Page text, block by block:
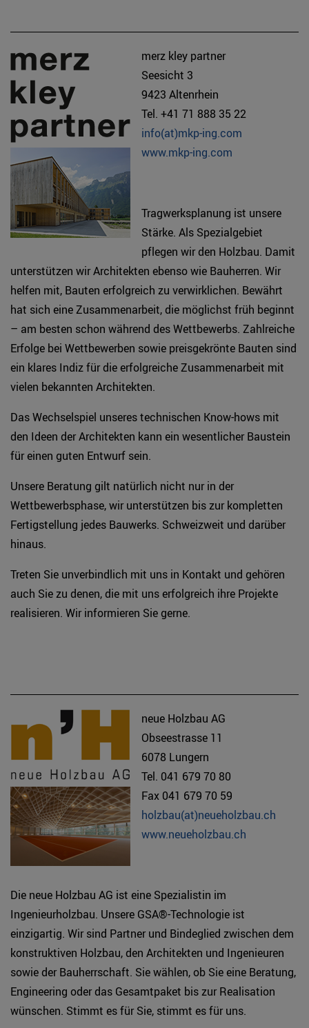
merz kley partner
Seesicht 3
9423 Altenrhein
Tel. +41 71 888 35 22
info(at)mkp-ing.com
www.mkp-ing.com
Tragwerksplanung ist unsere
Stärke. Als Spezialgebiet
pflegen wir den Holzbau. Damit
unterstützen wir Architekten ebenso wie Bauherren. Wir
helfen mit, Bauten erfolgreich zu verwirklichen. Bewährt
hat sich eine Zusammenarbeit, die möglichst früh beginnt
– am besten schon während des Wettbewerbs. Zahlreiche
Erfolge bei Wettbewerben sowie preisgekrönte Bauten sind
ein klares Indiz für die erfolgreiche Zusammenarbeit mit
vielen bekannten Architekten.
Das Wechselspiel unseres technischen Know-hows mit
den Ideen der Architekten kann ein wesentlicher Baustein
für einen guten Entwurf sein.
Unsere Beratung gilt natürlich nicht nur in der
Wettbewerbsphase, wir unterstützen bis zur kompletten
Fertigstellung jedes Bauwerks. Schweizweit und darüber
hinaus.
Treten Sie unverbindlich mit uns in Kontakt und gehören
auch Sie zu denen, die mit uns erfolgreich ihre Projekte
realisieren. Wir informieren Sie gerne.
neue Holzbau AG
Obseestrasse 11
6078 Lungern
Tel. 041 679 70 80
Fax 041 679 70 59
holzbau(at)neueholzbau.ch
www.neueholzbau.ch
Die neue Holzbau AG ist eine Spezialistin im
Ingenieurholzbau. Unsere GSA®-Technologie ist
einzigartig. Wir sind Partner und Bindeglied zwischen dem
konstruktiven Holzbau, den Architekten und Ingenieuren
sowie der Bauherrschaft. Sie wählen, ob Sie eine Beratung,
Engineering oder das Gesamtpaket bis zur Realisation
wünschen. Stimmt es für Sie, stimmt es für uns.